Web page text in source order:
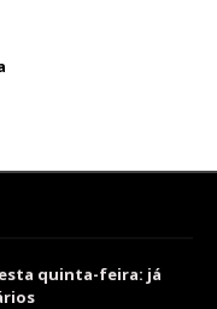
quinta-feira: já